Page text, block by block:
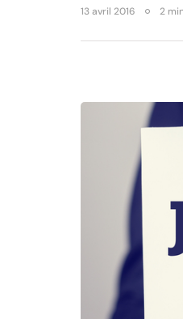
13 avril 2016 2